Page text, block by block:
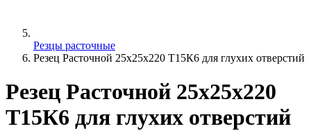
Резцы расточные
Резец Расточной 25х25х220 Т15К6 для глухих отверстий
Резец Расточной 25х25х220
Т15К6 для глухих отверстий